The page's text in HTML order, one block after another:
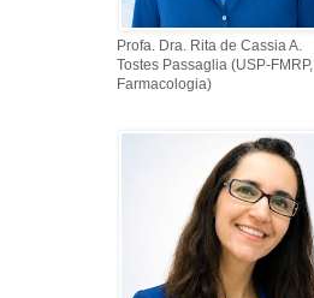
Profa. Dra. Rita de Cassia A.
Tostes Passaglia (USP-FMRP,
Farmacologia)